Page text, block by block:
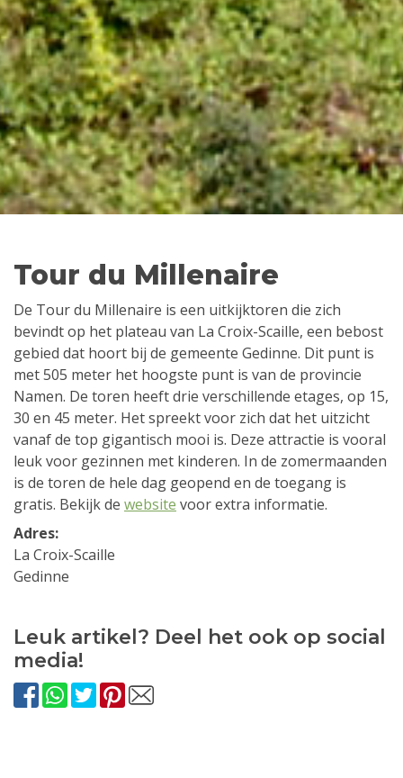
Tour du Millenaire
De Tour du Millenaire is een uitkijktoren die zich
bevindt op het plateau van La Croix-Scaille, een bebost
gebied dat hoort bij de gemeente Gedinne. Dit punt is
met 505 meter het hoogste punt is van de provincie
Namen. De toren heeft drie verschillende etages, op 15,
30 en 45 meter. Het spreekt voor zich dat het uitzicht
vanaf de top gigantisch mooi is. Deze attractie is vooral
leuk voor gezinnen met kinderen. In de zomermaanden
is de toren de hele dag geopend en de toegang is
gratis. Bekijk de website voor extra informatie.
Adres:
La Croix-Scaille
Gedinne
Leuk artikel? Deel het ook op social
media!